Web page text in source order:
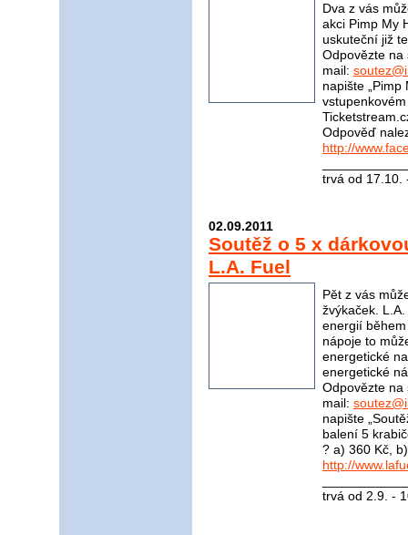
Dva z vás
akci Pimp My
uskuteční již
Odpovězte na
mail:
napište
Odpověď
http://
trvá od
02.09.2011
Soutěž o 5 x
L.A. Fuel
Pět z vás
žvýkaček.
energií
nápoje to
energetické
energetické
Odpovězte na
mail:
napište
balení 5
? a) 360 Kč,
http://
trvá od 2.9. -